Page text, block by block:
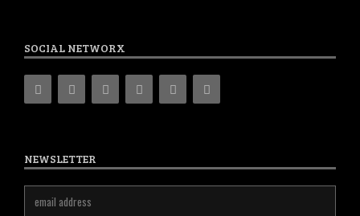
SOCIAL NETWORX
NEWSLETTER